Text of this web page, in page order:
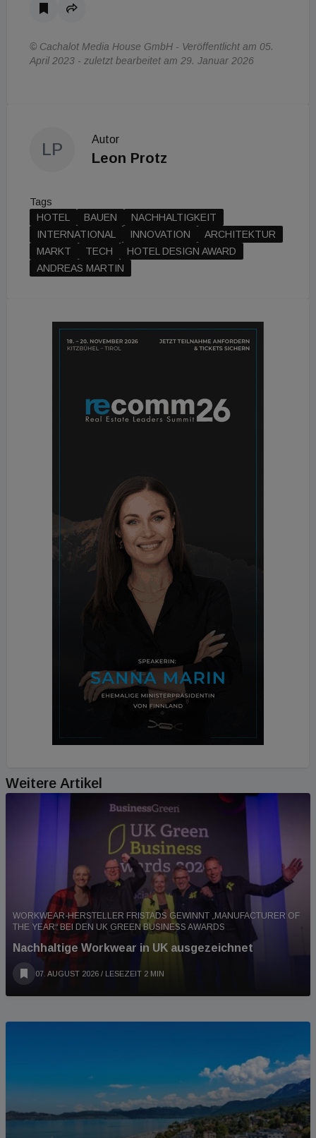
© Cachalot Media House GmbH - Veröffentlicht am 05.
April 2023 - zuletzt bearbeitet am 29. Januar 2026
LP
Autor
Leon Protz
Tags
HOTEL
BAUEN
NACHHALTIGKEIT
INTERNATIONAL
INNOVATION
ARCHITEKTUR
MARKT
TECH
HOTEL DESIGN AWARD
ANDREAS MARTIN
Weitere Artikel
WORKWEAR-HERSTELLER FRISTADS GEWINNT „MANUFACTURER OF
THE YEAR“ BEI DEN UK GREEN BUSINESS AWARDS
Nachhaltige Workwear in UK ausgezeichnet
07. AUGUST 2026 / LESEZEIT 2 MIN